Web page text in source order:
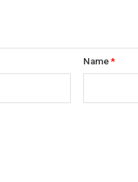
Name*